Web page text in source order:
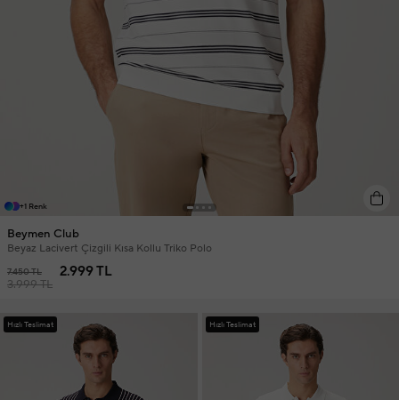
+1 Renk
Beymen Club
Beyaz Lacivert Çizgili Kısa Kollu Triko Polo
7.450 TL
3.999 TL
2.999 TL
Hızlı Teslimat Hızlı Teslimat